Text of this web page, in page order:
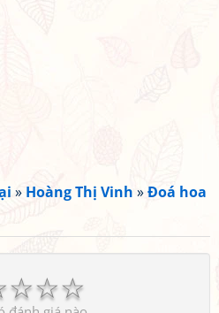
» Hoàng Thị Vinh »Đoá hoa
☆
☆
☆